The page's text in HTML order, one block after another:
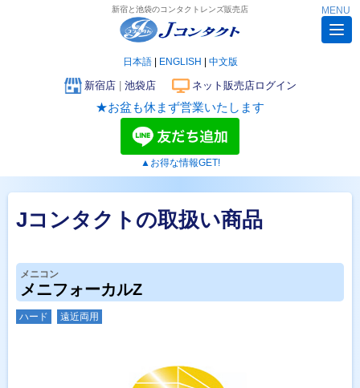
新宿と池袋のコンタクトレンズ販売店
日本語| ENGLISH 中文版
新宿店| 池袋店 ネット販売店ログイン
★お盆も休まず営業いたします
▲お得な情報GET!
MENU
Jコンタクトの取扱い商品
メニコン
メニフォーカルZ
ハード 遠近両用